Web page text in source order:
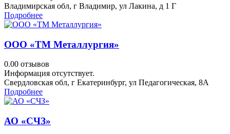
Владимирская обл, г Владимир, ул Лакина, д 1 Г
Подробнее
ООО «ТМ Металлургия»
0.00 отзывов
Информация отсутствует.
Свердловская обл, г Екатеринбург, ул Педагогическая, 8А
Подробнее
АО «СЧЗ»